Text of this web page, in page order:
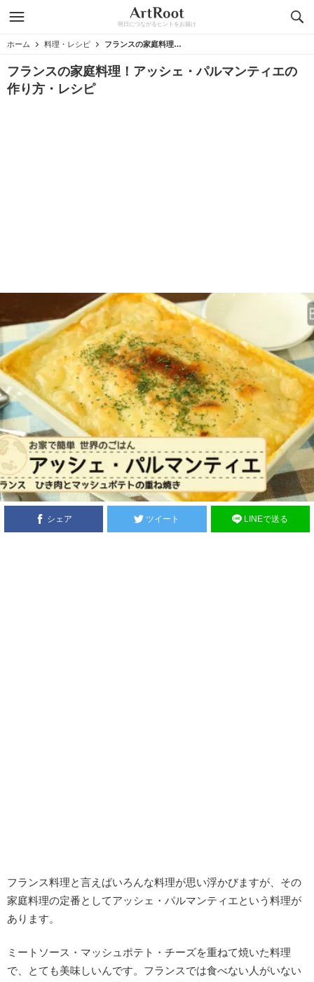
明日につながるヒントをお届け
ホーム 料理・レシピ フランスの家庭料理！アッシェ・パルマンティエの作り方・レシピ
フランスの家庭料理！アッシェ・パルマンティエの
作り方・レシピ
シェア ツイート LINEで送る
フランス料理と言えばいろんな料理が思い浮かびますが、その
家庭料理の定番としてアッシェ・パルマンティエという料理が
あります。
ミートソース・マッシュポテト・チーズを重ねて焼いた料理
で、とても美味しいんです。フランスでは食べない人がいない